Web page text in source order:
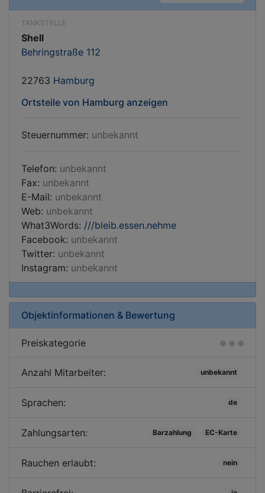
TANKSTELLE
Shell
Behringstraße 112
22763 Hamburg
Ortsteile von Hamburg anzeigen
Steuernummer: unbekannt
Telefon: unbekannt
Fax: unbekannt
E-Mail: unbekannt
Web: unbekannt
What3Words: ///bleib.essen.nehme
Facebook: unbekannt
Twitter: unbekannt
Instagram: unbekannt
Objektinformationen & Bewertung
Preiskategorie
Anzahl Mitarbeiter: unbekannt
Sprachen: de
Zahlungsarten: Barzahlung EC-Karte
Rauchen erlaubt: nein